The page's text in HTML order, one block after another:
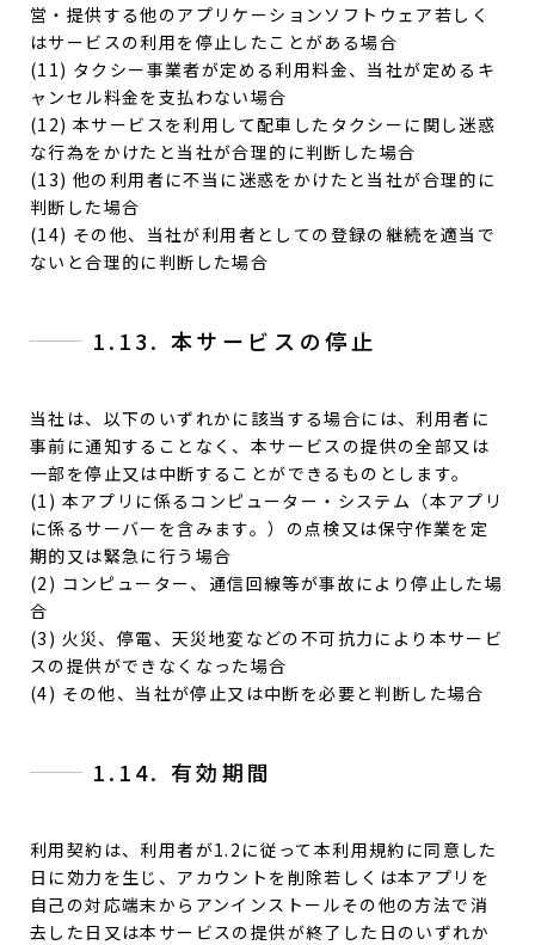
営・提供する他のアプリケーションソフトウェア若しく
はサービスの利用を停止したことがある場合
(11) タクシー事業者が定める利用料金、当社が定めるキ
ャンセル料金を支払わない場合
(12) 本サービスを利用して配車したタクシーに関し迷惑
な行為をかけたと当社が合理的に判断した場合
(13) 他の利用者に不当に迷惑をかけたと当社が合理的に
判断した場合
(14) その他、当社が利用者としての登録の継続を適当で
ないと合理的に判断した場合
1.13. 本サービスの停止
当社は、以下のいずれかに該当する場合には、利用者に
事前に通知することなく、本サービスの提供の全部又は
一部を停止又は中断することができるものとします。
(1) 本アプリに係るコンピューター・システム（本アプリ
に係るサーバーを含みます。）の点検又は保守作業を定
期的又は緊急に行う場合
(2) コンピューター、通信回線等が事故により停止した場
合
(3) 火災、停電、天災地変などの不可抗力により本サービ
スの提供ができなくなった場合
(4) その他、当社が停止又は中断を必要と判断した場合
1.14. 有効期間
利用契約は、利用者が1.2に従って本利用規約に同意した
日に効力を生じ、アカウントを削除若しくは本アプリを
自己の対応端末からアンインストールその他の方法で消
去した日又は本サービスの提供が終了した日のいずれか